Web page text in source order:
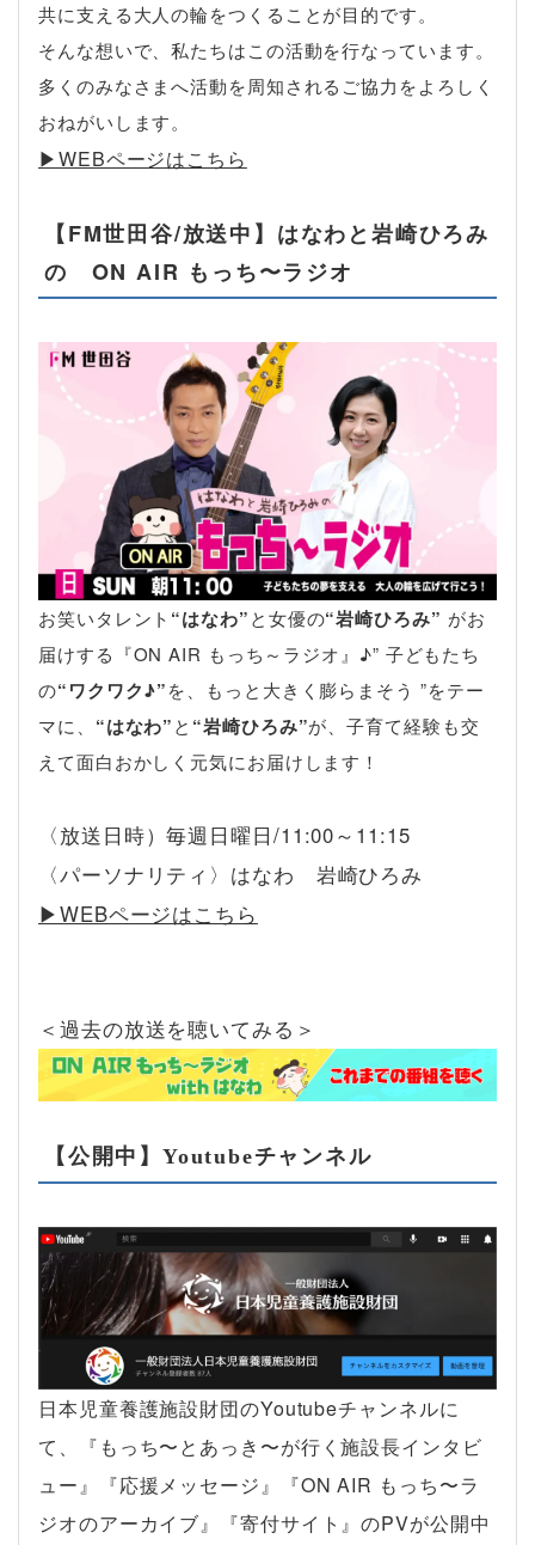
共に支える大人の輪をつくることが目的です。
そんな想いで、私たちはこの活動を行なっています。
多くのみなさまへ活動を周知されるご協力をよろしく
おねがいします。
▶︎WEBページはこちら
【FM世田谷/放送中】はなわと岩崎ひろみ
の ON AIR もっち〜ラジオ
お笑いタレント “はなわ”と女優の“岩崎ひろみ” がお
届けする『ON AIR もっち～ラジオ』♪” 子どもたち
の“ワクワク♪”を、もっと大きく膨らまそう ”をテー
マに、 “はなわ”と “岩崎ひろみ”が、子育て経験も交
えて面白おかしく元気にお届けします！
〈放送日時）毎週日曜日/11:00～11:15
〈パーソナリティ〉はなわ 岩崎ひろみ
▶︎WEBページはこちら
＜過去の放送を聴いてみる＞
【公開中】Youtubeチャンネル
日本児童養護施設財団のYoutubeチャンネルに
て、『もっち〜とあっき〜が行く施設長インタビ
ュー』『応援メッセージ』『ON AIR もっち〜ラ
ジオのアーカイブ』『寄付サイト』のPVが公開中